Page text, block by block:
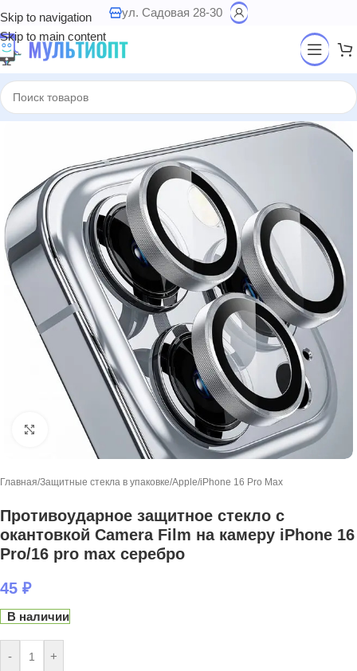
Skip to navigation
Skip to main content
ул. Садовая 28-30
Нажмите, чтобы увеличить
Главная/Защитные стекла в упаковке/Apple/iPhone 16 Pro Max
Противоударное защитное стекло с
окантовкой Camera Film на камеру iPhone 16
Pro/16 pro max серебро
45 ₽
В наличии
- +